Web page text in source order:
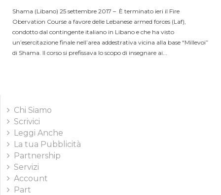
Shama (Libano) 25 settembre 2017 – ​È terminato ieri il Fire
Obervation Course a favore delle Lebanese armed forces (Laf),
condotto dal contingente italiano in Libano e che ha visto
un’esercitazione finale nell’area addestrativa vicina alla base “Millevoi”
di Shama. Il corso si prefissava lo scopo di insegnare ai...
Chi Siamo
Scrivici
Leggi Anche
La tua Pubblicità
Partnership
Servizi
Account
Part